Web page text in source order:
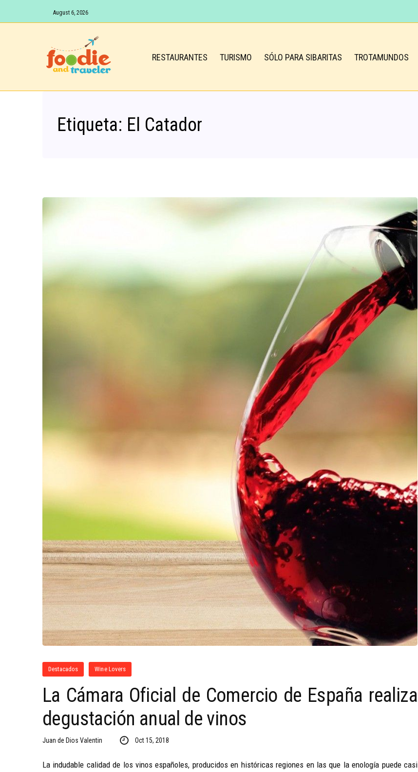
August 6, 2026
RESTAURANTES TURISMO SÓLO PARA SIBARITAS TROTAMUNDOS
Etiqueta: El Catador
Destacados Wine Lovers
La Cámara Oficial de Comercio de España realiza
degustación anual de vinos
Juan de Dios Valentin Oct 15, 2018
La indudable calidad de los vinos españoles, producidos en históricas regiones en las que la enología puede casi